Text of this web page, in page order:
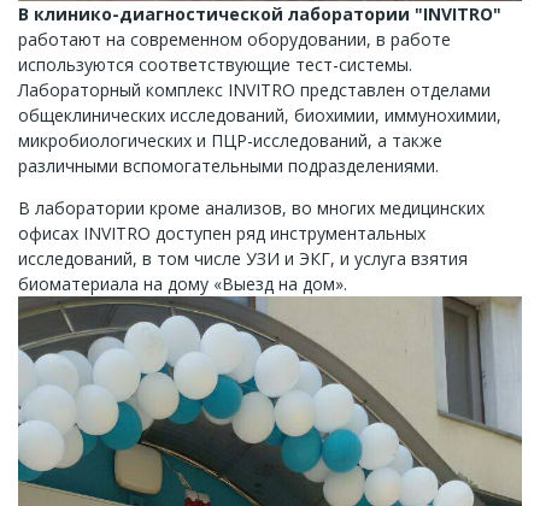
В клинико-диагностической лаборатории "INVITRO"
работают на современном оборудовании, в работе
используются соответствующие тест-системы.
Лабораторный комплекс INVITRO представлен отделами
общеклинических исследований, биохимии, иммунохимии,
микробиологических и ПЦР-исследований, а также
различными вспомогательными подразделениями.
В лаборатории кроме анализов, во многих медицинских
офисах INVITRO доступен ряд инструментальных
исследований, в том числе УЗИ и ЭКГ, и услуга взятия
биоматериала на дому «Выезд на дом».